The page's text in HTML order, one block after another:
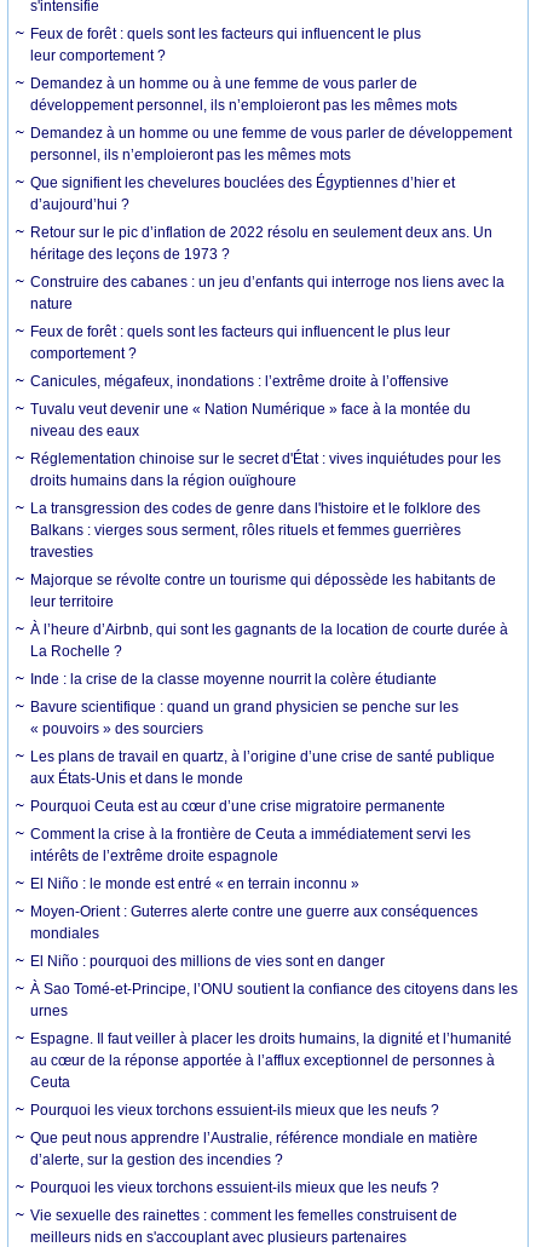
s'intensifie
Feux de forêt : quels sont les facteurs qui influencent le plus
leur comportement ?
Demandez à un homme ou à une femme de vous parler de
développement personnel, ils n’emploieront pas les mêmes mots
Demandez à un homme ou une femme de vous parler de développement
personnel, ils n’emploieront pas les mêmes mots
Que signifient les chevelures bouclées des Égyptiennes d’hier et
d’aujourd’hui ?
Retour sur le pic d’inflation de 2022 résolu en seulement deux ans. Un
héritage des leçons de 1973 ?
Construire des cabanes : un jeu d’enfants qui interroge nos liens avec la
nature
Feux de forêt : quels sont les facteurs qui influencent le plus leur
comportement ?
Canicules, mégafeux, inondations : l’extrême droite à l’offensive
Tuvalu veut devenir une « Nation Numérique » face à la montée du
niveau des eaux
Réglementation chinoise sur le secret d'État : vives inquiétudes pour les
droits humains dans la région ouïghoure
La transgression des codes de genre dans l'histoire et le folklore des
Balkans : vierges sous serment, rôles rituels et femmes guerrières
travesties
Majorque se révolte contre un tourisme qui dépossède les habitants de
leur territoire
À l’heure d’Airbnb, qui sont les gagnants de la location de courte durée à
La Rochelle ?
Inde : la crise de la classe moyenne nourrit la colère étudiante
Bavure scientifique : quand un grand physicien se penche sur les
« pouvoirs » des sourciers
Les plans de travail en quartz, à l’origine d’une crise de santé publique
aux États-Unis et dans le monde
Pourquoi Ceuta est au cœur d’une crise migratoire permanente
Comment la crise à la frontière de Ceuta a immédiatement servi les
intérêts de l’extrême droite espagnole
El Niño : le monde est entré « en terrain inconnu »
Moyen-Orient : Guterres alerte contre une guerre aux conséquences
mondiales
El Niño : pourquoi des millions de vies sont en danger
À Sao Tomé-et-Principe, l’ONU soutient la confiance des citoyens dans les
urnes
Espagne. Il faut veiller à placer les droits humains, la dignité et l’humanité
au cœur de la réponse apportée à l’afflux exceptionnel de personnes à
Ceuta
Pourquoi les vieux torchons essuient-ils mieux que les neufs ?
Que peut nous apprendre l’Australie, référence mondiale en matière
d’alerte, sur la gestion des incendies ?
Pourquoi les vieux torchons essuient-ils mieux que les neufs ?
Vie sexuelle des rainettes : comment les femelles construisent de
meilleurs nids en s'accouplant avec plusieurs partenaires